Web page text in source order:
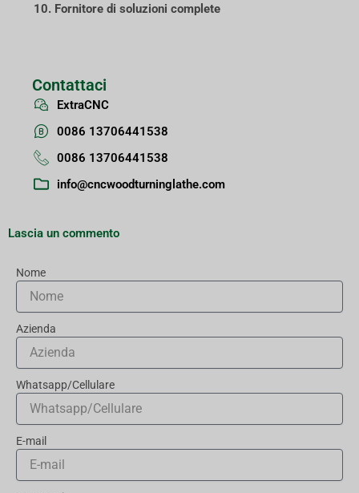
10. Fornitore di soluzioni complete
Contattaci
ExtraCNC
0086 13706441538
0086 13706441538
info@cncwoodturninglathe.com
Lascia un commento
Nome
Azienda
Whatsapp/Cellulare
E-mail